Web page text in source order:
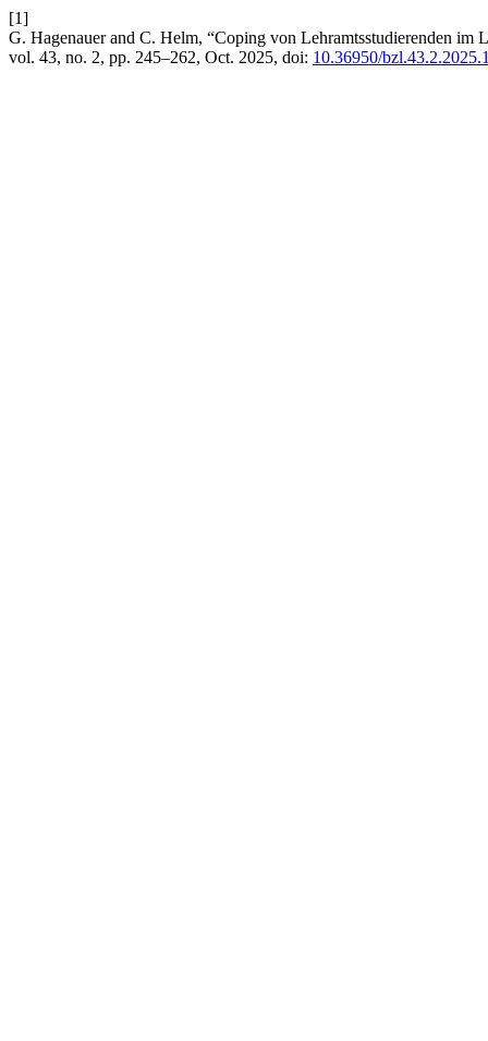
[1]
G. Hagenauer and C. Helm, “Coping von Lehramtsstudierenden
vol. 43, no. 2, pp. 245–262, Oct. 2025, doi: 10.36950/